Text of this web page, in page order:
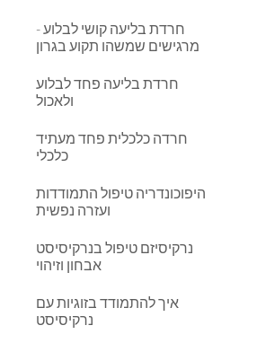
חרדת בליעה קושי לבלוע -
מרגישים שמשהו תקוע בגרון
חרדת בליעה פחד לבלוע
ולאכול
חרדה כלכלית פחד מעתיד
כלכלי
היפוכונדריה טיפול התמודדות
ועזרה נפשית
נרקיסיזם טיפול בנרקיסיסט
אבחון וזיהוי
איך להתמודד בזוגיות עם
נרקיסיסט